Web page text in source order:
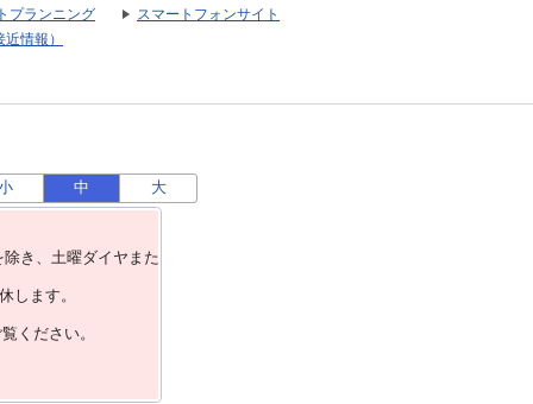
プランニング
スマートフォンサイト
情報）
中 大
き、⼟曜ダイヤまた
します。
ください。